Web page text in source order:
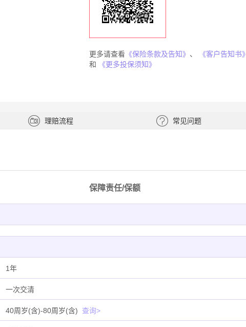
更多请查看 《保险条款及告知》 、 《客户告知书》
和
《更多投保须知》
理赔流程 常见问题
保障责任/保额
1年
一次交清
40周岁(含)-80周岁(含) 查询>